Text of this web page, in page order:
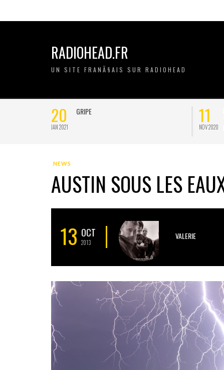
RADIOHEAD.FR
UN SITE FRANÃ§AIS SUR RADIOHEAD
20
JAN 2021
GRIPE 11
NOV 2020
NEWS
AUSTIN SOUS LES
13 OCT
2013
VALERIE